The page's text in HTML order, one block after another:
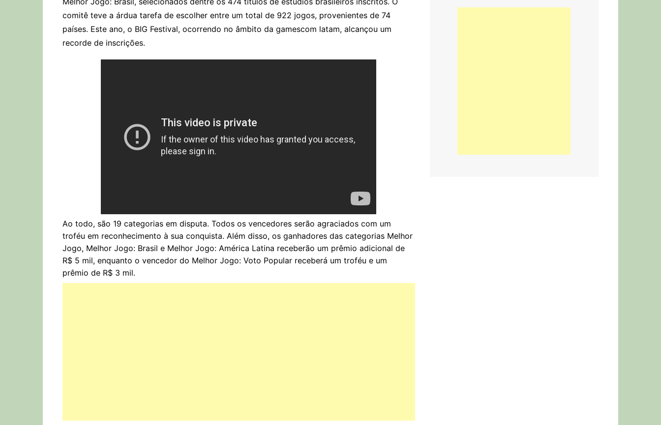
comitê teve a árdua tarefa de escolher entre um total de 922 jogos, provenientes de 74
países. Este ano, o BIG Festival, ocorrendo no âmbito da gamescom latam, alcançou um
recorde de inscrições.
Ao todo, são 19 categorias em disputa. Todos os vencedores serão agraciados com um
troféu em reconhecimento à sua conquista. Além disso, os ganhadores das categorias Melhor
Jogo, Melhor Jogo: Brasil e Melhor Jogo: América Latina receberão um prêmio adicional de
R$ 5 mil, enquanto o vencedor do Melhor Jogo: Voto Popular receberá um troféu e um
prêmio de R$ 3 mil.